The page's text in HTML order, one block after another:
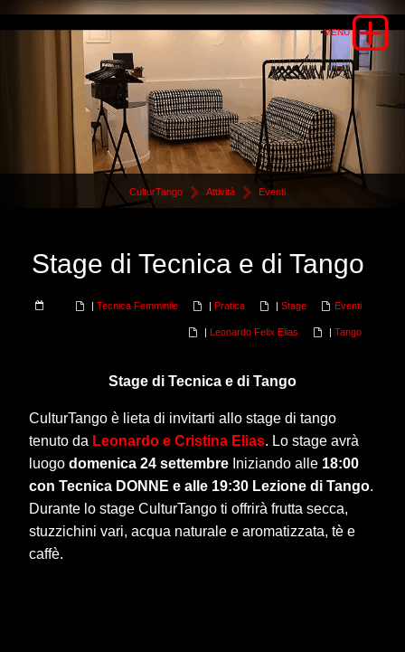
CulturTango Attività Eventi
Stage di Tecnica e di Tango
Eventi
|Stage
|Pratica
|Tecnica Femminile
|Tango
|Leonardo Felix Elias
Stage di Tecnica e di Tango
CulturTango è lieta di invitarti allo stage di tango
tenuto da Leonardo e Cristina Elias. Lo stage avrà
luogodomenica 24 settembre Iniziando alle 18:00
con Tecnica DONNE e alle 19:30 Lezione di Tango.
Durante lo stage CulturTango ti offrirà frutta secca,
stuzzichini vari, acqua naturale e aromatizzata, tè e
caffè.